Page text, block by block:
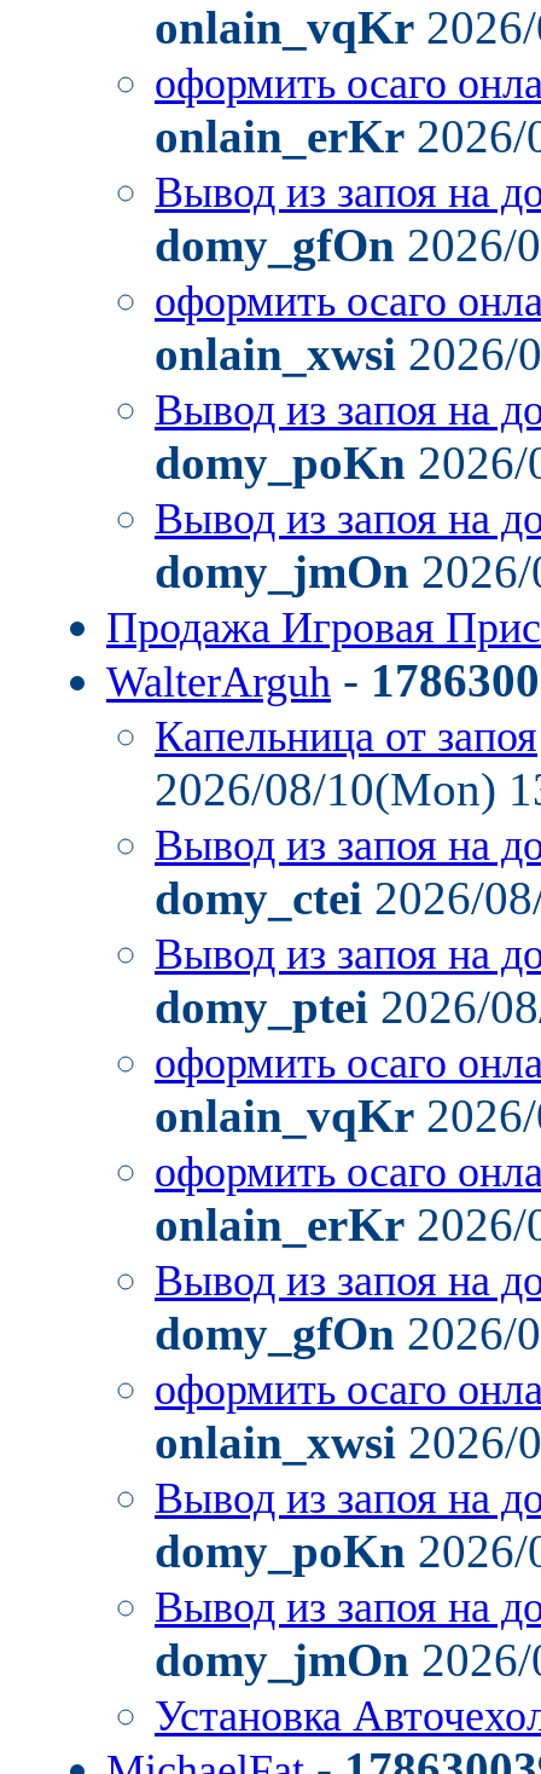
onlain_vqKr
оформить осаго
onlain_erKr
Вывод из запоя на
domy_gfOn 2026/
оформить осаго
onlain_xwsi 2026/
Вывод из запоя на
domy_poKn
Вывод из запоя на
domy_jmOn
Продажа Игровая
WalterArguh -
Капельница от запоя
2026/08/10(Mon)
Вывод из запоя на
domy_ctei 2026/
Вывод из запоя на
domy_ptei 2026/
оформить осаго
onlain_vqKr
оформить осаго
onlain_erKr
Вывод из запоя на
domy_gfOn 2026/
оформить осаго
onlain_xwsi 2026/
Вывод из запоя на
domy_poKn
Вывод из запоя на
domy_jmOn
Установка